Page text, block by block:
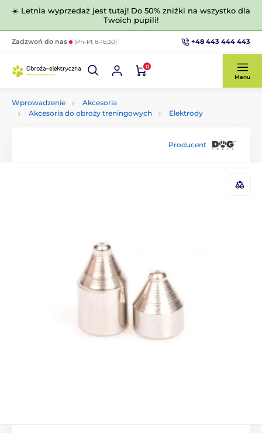
☀️ Letnia wyprzedaż jest tutaj! Do 50% zniżki na wszystko dla
Twoich pupili!
Zadzwoń do nas (Pn-Pt 8-16:30) +48 443 444 443
0
Menu
Wprowadzenie
Akcesoria
Akcesoria do obroży treningowych
Elektrody
Producent